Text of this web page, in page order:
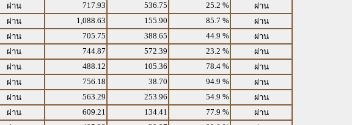
ผ่าน 717.93 536.75 25.2 %
ผ่าน
ผ่าน 1,088.63 155.90 85.7 %
ผ่าน
ผ่าน 705.75 388.65 44.9 %
ผ่าน
ผ่าน 744.87 572.39 23.2 %
ผ่าน
ผ่าน 488.12 105.36 78.4 %
ผ่าน
ผ่าน 756.18 38.70 94.9 %
ผ่าน
ผ่าน 563.29 253.96 54.9 %
ผ่าน
ผ่าน 609.21 134.41 77.9 %
ผ่าน